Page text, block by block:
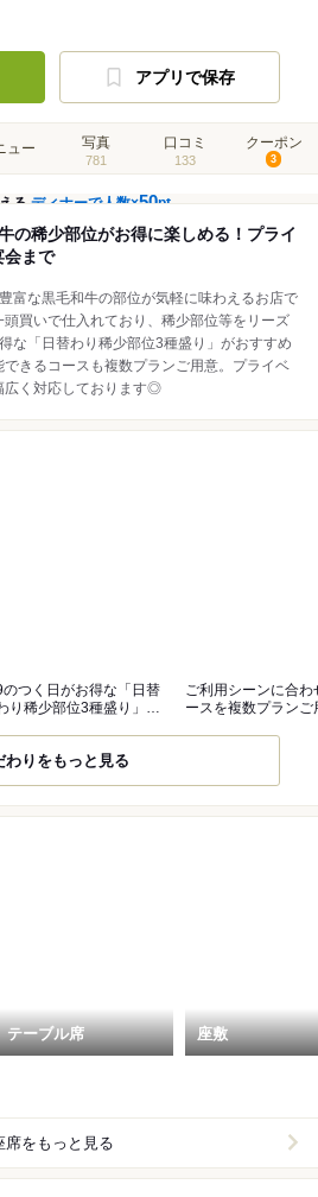
アプリで保存
ュー 写真
781
口コミ
133
クーポン
3
るディナーで人数×50pt
の稀少部位がお得に楽しめる！プライ
会まで
富な黒毛和牛の部位が気軽に味わえるお店で
買いで仕入れており、稀少部位等をリーズ
な「日替わり稀少部位3種盛り」がおすすめ
きるコースも複数プランご用意。プライベ
広く対応しております◎
のつく日がお得な「日替
り稀少部位3種盛り」◆
ご利用シーンに合わ
ースを複数プランご
わりをもっと見る
テーブル席 座敷
席をもっと見る